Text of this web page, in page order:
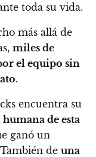
toda su vida.
más allá de
miles de
el equipo sin
.
encuentra su
de esta
ganó un
de una